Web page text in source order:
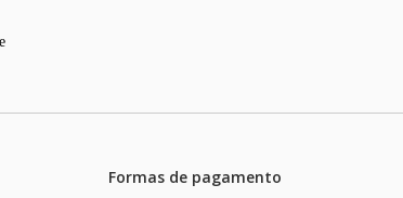
Formas de pagamento